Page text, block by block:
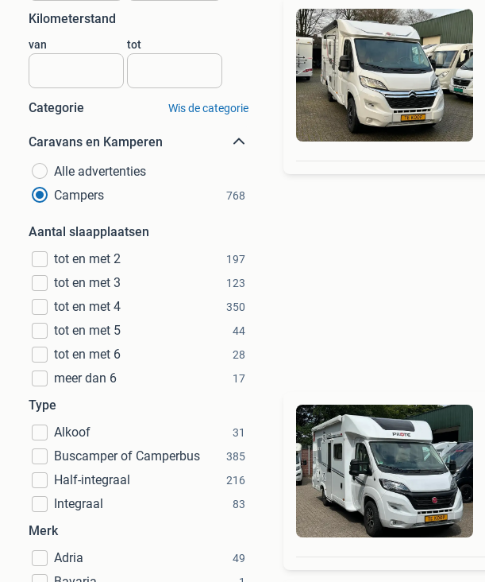
Kilometerstand
van tot
Categorie Wis de categorie
Caravans en Kamperen
Alle advertenties
Campers
768
Aantal slaapplaatsen
tot en met 2
197
tot en met 3 123
tot en met 4 350
tot en met 5 44
tot en met 6 28
meer dan 6 17
Type
Alkoof
31
Buscamper of Camperbus 385
Half-integraal 216
Integraal 83
Merk
Adria
49